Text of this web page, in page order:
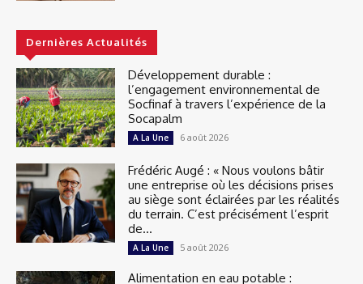
Dernières Actualités
Développement durable :
l’engagement environnemental de
Socfinaf à travers l’expérience de la
Socapalm
A La Une 6 août 2026
Frédéric Augé : « Nous voulons bâtir
une entreprise où les décisions prises
au siège sont éclairées par les réalités
du terrain. C’est précisément l’esprit
de...
A La Une 5 août 2026
Alimentation en eau potable :